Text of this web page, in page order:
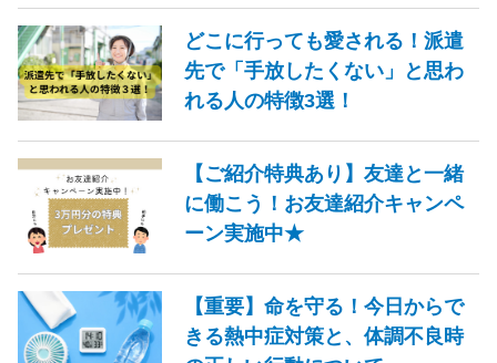
どこに行っても愛される！派遣
先で「手放したくない」と思わ
れる人の特徴3選！
【ご紹介特典あり】友達と一緒
に働こう！お友達紹介キャンペ
ーン実施中★
【重要】命を守る！今日からで
きる熱中症対策と、体調不良時